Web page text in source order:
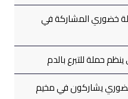
خضوري المشاركة في
حملة للتبرع بالدم
يشاركون في مخيم